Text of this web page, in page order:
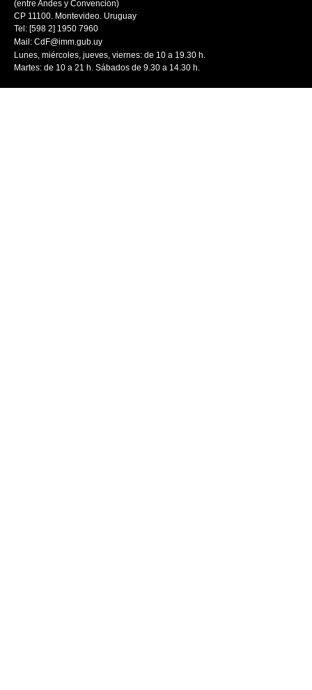
(entre Andes y Convención)
CP 11100. Montevideo. Uruguay
Tel: [598 2] 1950 7960
Mail: CdF@imm.gub.uy
Lunes, miércoles, jueves, viernes: de 10 a 19.30 h.
Martes: de 10 a 21 h. Sábados de 9.30 a 14.30 h.